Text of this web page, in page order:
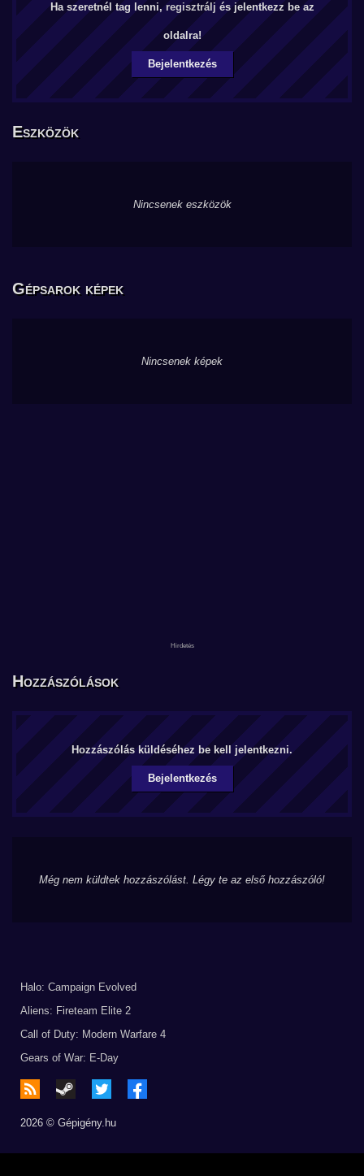
Ha szeretnél tag lenni, regisztrálj és jelentkezz be az
oldalra!
Bejelentkezés
Eszközök
Nincsenek eszközök
Gépsarok képek
Nincsenek képek
Hozzászólások
Hozzászólás küldéséhez be kell jelentkezni.
Bejelentkezés
Még nem küldtek hozzászólást. Légy te az első hozzászóló!
Halo: Campaign Evolved
Aliens: Fireteam Elite 2
Call of Duty: Modern Warfare 4
Gears of War: E-Day
2026 © Gépigény.hu